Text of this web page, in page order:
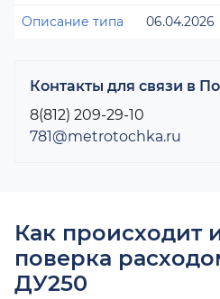
Описание типа 06.04.2026
Контакты для связи в
8(812) 209-29-10
781@metrotochka.ru
Как происходит
поверка
ДУ250